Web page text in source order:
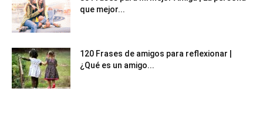
que mejor...
120 Frases de amigos para reflexionar |
¿Qué es un amigo...